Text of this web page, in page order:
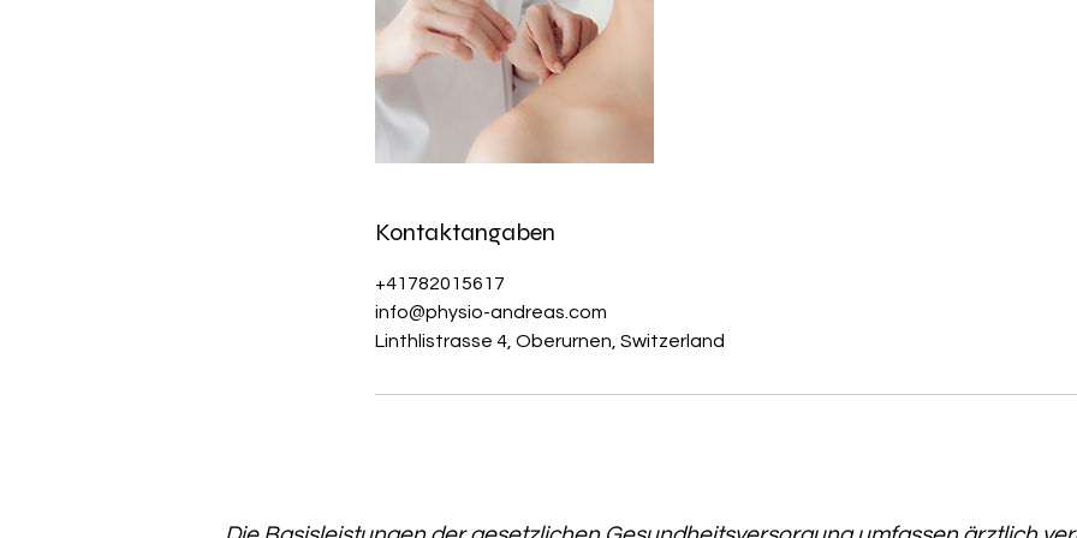
Kontaktangaben
+41782015617
info@physio-andreas.com
Linthlistrasse 4, Oberurnen, Switzerland